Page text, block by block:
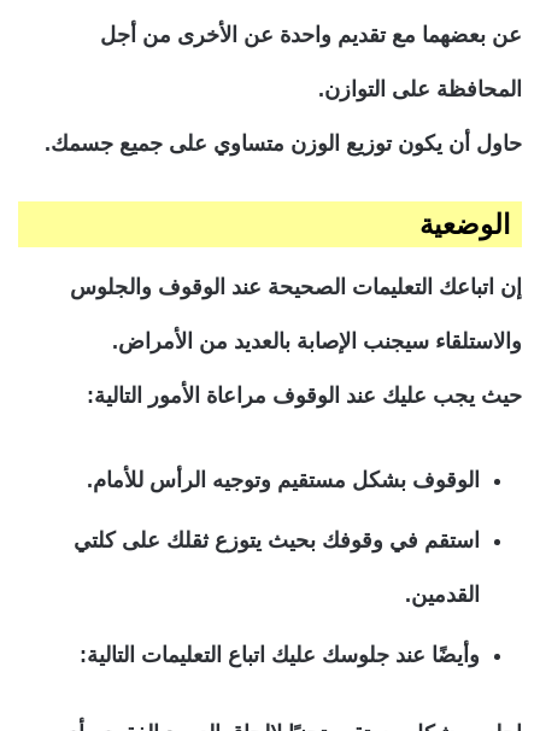
عن بعضهما مع تقديم واحدة عن الأخرى من أجل
المحافظة على التوازن.
حاول أن يكون توزيع الوزن متساوي على جميع جسمك.
الوضعية
إن اتباعك التعليمات الصحيحة عند الوقوف والجلوس
والاستلقاء سيجنب الإصابة بالعديد من الأمراض.
حيث يجب عليك عند الوقوف مراعاة الأمور التالية:
الوقوف بشكل مستقيم وتوجيه الرأس للأمام.
استقم في وقوفك بحيث يتوزع ثقلك على كلتي
القدمين.
وأيضًا عند جلوسك عليك اتباع التعليمات التالية: